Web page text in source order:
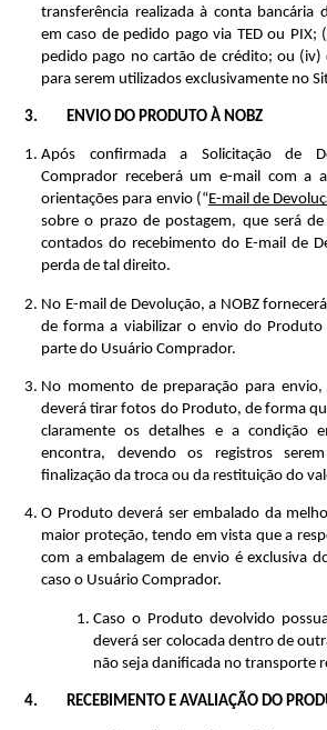
transferência realizada à conta bancária
em caso de pedido pago via TED ou PIX;
pedido pago no cartão de crédito; ou (iv)
para serem utilizados exclusivamente no
ENVIO DO PRODUTO À NOBZ
Após confirmada a Solicitação de
Comprador receberá um e-mail com a
orientações para envio (“E-mail de
sobre o prazo de postagem, que será
contados do recebimento do E-mail de
perda de tal direito.
No E-mail de Devolução, a NOBZ
de forma a viabilizar o envio do
parte do Usuário Comprador.
No momento de preparação para
deverá tirar fotos do Produto, de forma
claramente os detalhes e a condição
encontra, devendo os registros
finalização da troca ou da restituição do
O Produto deverá ser embalado da
maior proteção, tendo em vista que a
com a embalagem de envio é exclusiva
caso o Usuário Comprador.
Caso o Produto devolvido
deverá ser colocada dentro de
não seja danificada no transporte
RECEBIMENTO E AVALIAÇÃO DO